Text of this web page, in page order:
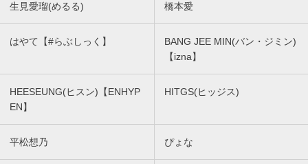
生見愛瑠(めるる) 橋本愛
はやて【#らぶしっく】
BANG JEE MIN(バン・ジミン)
【izna】
HEESEUNG(ヒスン)【ENHYP
EN】
HITGS(ヒッジス)
平松想乃 ぴょな